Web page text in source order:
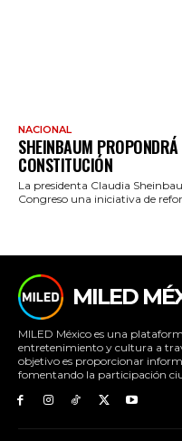
NACIONAL
SHEINBAUM
CONSTITUCIÓN
La presidenta Claudia
Congreso una iniciativa de
MILED
MILED México es una
entretenimiento y cultura a
objetivo es proporcionar
fomentando la participación